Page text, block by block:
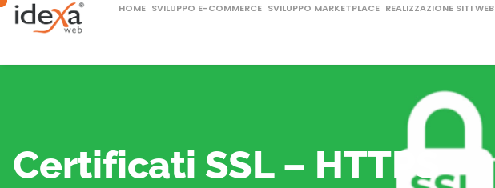
HOME SVILUPPO E-COMMERCE SVILUPPO MARKETPLACE REALIZZAZIONE SITI WEB
Certificati SSL – HTTPS